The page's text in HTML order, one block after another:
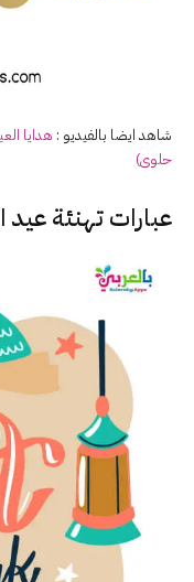
شاهد ايضا بالفيديو : هدايا
حلوى)
عبارات تهنئة عيد